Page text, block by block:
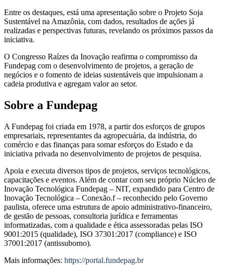
Entre os destaques, está uma apresentação sobre o Projeto Soja
Sustentável na Amazônia, com dados, resultados de ações já
realizadas e perspectivas futuras, revelando os próximos passos da
iniciativa.
O Congresso Raízes da Inovação reafirma o compromisso da
Fundepag com o desenvolvimento de projetos, a geração de
negócios e o fomento de ideias sustentáveis que impulsionam a
cadeia produtiva e agregam valor ao setor.
Sobre a Fundepag
A Fundepag foi criada em 1978, a partir dos esforços de grupos
empresariais, representantes da agropecuária, da indústria, do
comércio e das finanças para somar esforços do Estado e da
iniciativa privada no desenvolvimento de projetos de pesquisa.
Apoia e executa diversos tipos de projetos, serviços tecnológicos,
capacitações e eventos. Além de contar com seu próprio Núcleo de
Inovação Tecnológica Fundepag – NIT, expandido para Centro de
Inovação Tecnológica – Conexão.f – reconhecido pelo Governo
paulista, oferece uma estrutura de apoio administrativo-financeiro,
de gestão de pessoas, consultoria jurídica e ferramentas
informatizadas, com a qualidade e ética assessoradas pelas ISO
9001:2015 (qualidade), ISO 37301:2017 (compliance) e ISO
37001:2017 (antissuborno).
Mais informações: https://portal.fundepag.br